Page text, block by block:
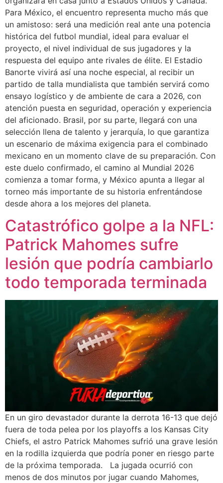
Para México, el encuentro representa mucho más que
un amistoso: será una medición real ante una potencia
histórica del futbol mundial, ideal para evaluar el
proyecto, el nivel individual de sus jugadores y la
respuesta del equipo ante rivales de élite. El Estadio
Banorte vivirá así una noche especial, al recibir un
partido de talla mundialista que también servirá como
ensayo logístico y de ambiente de cara a 2026, con
atención puesta en seguridad, operación y experiencia
del aficionado. Brasil, por su parte, llegará con una
selección llena de talento y jerarquía, lo que garantiza
un escenario de máxima exigencia para el combinado
mexicano en un momento clave de su preparación. Con
este duelo confirmado, el camino al Mundial 2026
comienza a tomar forma, y México apunta a llegar al
torneo más importante de su historia enfrentándose
desde ahora a los mejores del planeta.
Catastrófico golpe a la NFL:
Patrick Mahomes sufre
lesión que podría cambiarlo
todo temporada terminada
En un giro devastador durante la derrota 16-13 que dejó
fuera de toda pelea por los playoffs a los Kansas City
Chiefs, el astro Patrick Mahomes sufrió una grave lesión
en la rodilla izquierda que podría poner en riesgo parte
de la próxima temporada. La jugada ocurrió con
menos de dos minutos por jugar cuando Mahomes,